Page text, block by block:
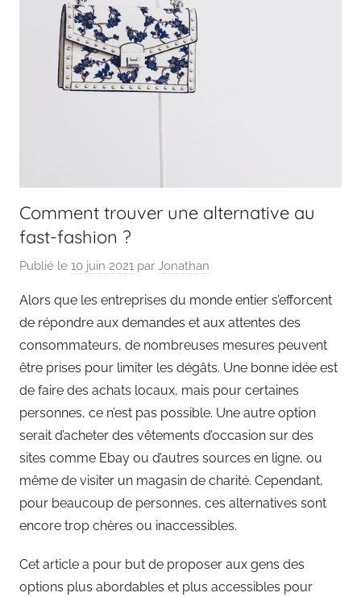
Comment trouver une alternative au
fast-fashion ?
Publié le 10 juin 2021 par Jonathan
Alors que les entreprises du monde entier s’efforcent
de répondre aux demandes et aux attentes des
consommateurs, de nombreuses mesures peuvent
être prises pour limiter les dégâts. Une bonne idée est
de faire des achats locaux, mais pour certaines
personnes, ce n’est pas possible. Une autre option
serait d’acheter des vêtements d’occasion sur des
sites comme Ebay ou d’autres sources en ligne, ou
même de visiter un magasin de charité. Cependant,
pour beaucoup de personnes, ces alternatives sont
encore trop chères ou inaccessibles.
Cet article a pour but de proposer aux gens des
options plus abordables et plus accessibles pour